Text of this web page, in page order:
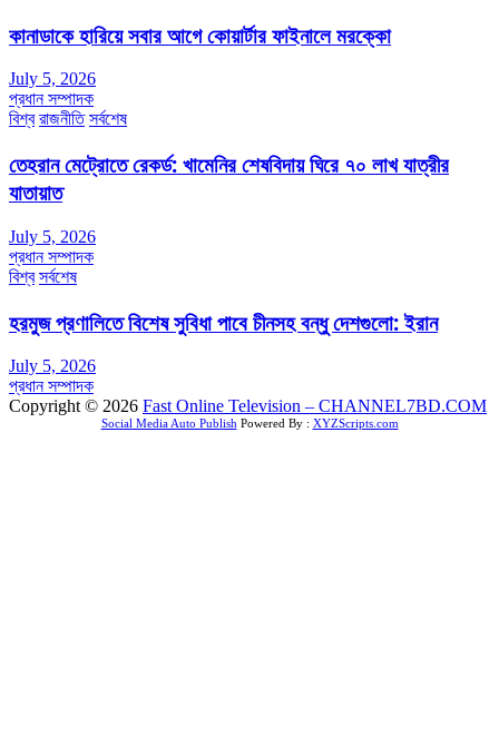
কানাডাকে হারিয়ে সবার আগে কোয়ার্টার ফাইনালে মরক্কো
July 5, 2026
প্রধান সম্পাদক
বিশ্ব রাজনীতি সর্বশেষ
তেহরান মেট্রোতে রেকর্ড: খামেনির শেষবিদায় ঘিরে ৭০ লাখ যাত্রীর
যাতায়াত
July 5, 2026
প্রধান সম্পাদক
বিশ্ব সর্বশেষ
হরমুজ প্রণালিতে বিশেষ সুবিধা পাবে চীনসহ বন্ধু দেশগুলো: ইরান
July 5, 2026
প্রধান সম্পাদক
Copyright © 2026 Fast Online Television – CHANNEL7BD.COM
Social Media Auto Publish Powered By : XYZScripts.com